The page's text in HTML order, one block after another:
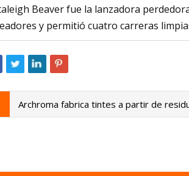
Beaver fue la lanzadora
y permitió cuatro carreras
Archroma fabrica tintes a partir de